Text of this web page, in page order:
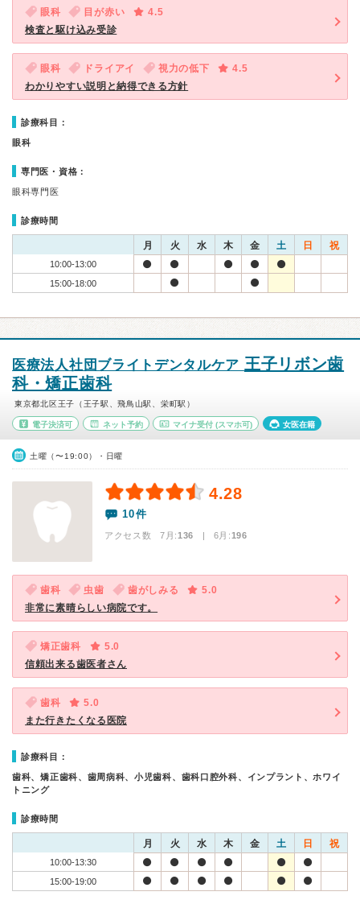
眼科 目が赤い
4.5
検査と駆け込み受診
眼科 ドライアイ 視力の低下
4.5
わかりやすい説明と納得できる方針
診療科目：
眼科
専門医・資格：
眼科専門医
診療時間
月 火 水 木 金 土 日 祝
10:00-13:00
15:00-18:00
医療法人社団ブライトデンタルケア 王子リボン歯
科・矯正歯科
東京都北区王子（王子駅、飛鳥山駅、栄町駅）
電子決済可 ネット予約 マイナ受付 (スマホ可) 女医在籍
土曜（〜19:00）・日曜
4.28
10件
アクセス数 7月:136 | 6月:196
歯科 虫歯 歯がしみる
5.0
非常に素晴らしい病院です。
矯正歯科
5.0
信頼出来る歯医者さん
歯科
5.0
また行きたくなる医院
診療科目：
歯科、矯正歯科、歯周病科、小児歯科、歯科口腔外科、インプラント、ホワイ
トニング
診療時間
月 火 水 木 金 土 日 祝
10:00-13:30
15:00-19:00